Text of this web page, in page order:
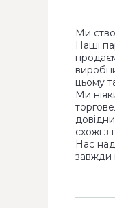
Ми
Наші
цьому
Ми
схожі
Нас
завжди